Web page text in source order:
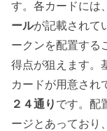
す。各カードには、
ールが記載されて
ークンを配置する
得点が狙えます。
カードが用意され
２４通り です。配
ージとあっており